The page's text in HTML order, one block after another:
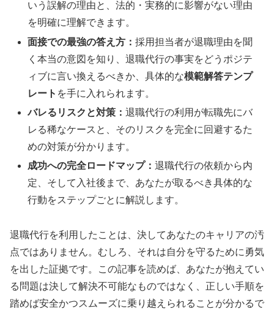
いう誤解の理由と、法的・実務的に影響がない理由
を明確に理解できます。
面接での最強の答え方：採用担当者が退職理由を聞
く本当の意図を知り、退職代行の事実をどうポジテ
ィブに言い換えるべきか、具体的な模範解答テンプ
レート を手に入れられます。
バレるリスクと対策：退職代行の利用が転職先にバ
レる稀なケースと、そのリスクを完全に回避するた
めの対策が分かります。
成功への完全ロードマップ：退職代行の依頼から内
定、そして入社後まで、あなたが取るべき具体的な
行動をステップごとに解説します。
退職代行を利用したことは、決してあなたのキャリアの汚
点ではありません。むしろ、それは自分を守るために勇気
を出した証拠です。この記事を読めば、あなたが抱えてい
る問題は決して解決不可能なものではなく、正しい手順を
踏めば安全かつスムーズに乗り越えられることが分かるで